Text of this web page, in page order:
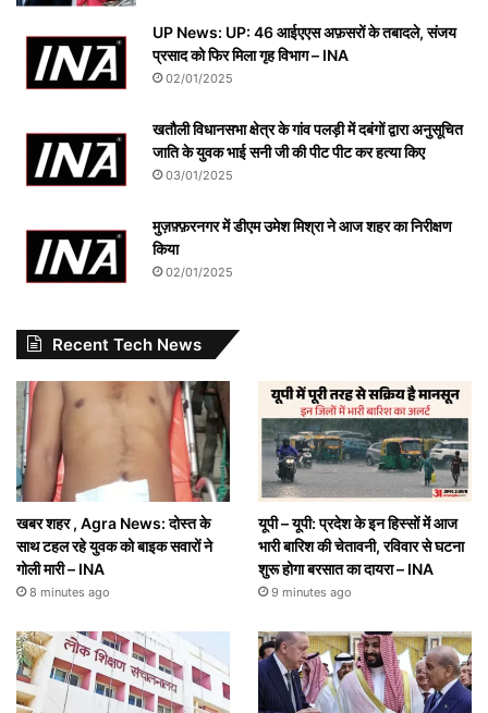
UP News: UP: 46 आईएएस अफ़सरों के तबादले, संजय
प्रसाद को फिर मिला गृह विभाग – INA
02/01/2025
खतौली विधानसभा क्षेत्र के गांव पलड़ी में दबंगों द्वारा अनुसूचित
जाति के युवक भाई सनी जी की पीट पीट कर हत्या किए
03/01/2025
मुज़फ़्फ़रनगर में डीएम उमेश मिश्रा ने आज शहर का निरीक्षण
किया
02/01/2025
Recent Tech News
खबर शहर , Agra News: दोस्त के
साथ टहल रहे युवक को बाइक सवारों ने
गोली मारी – INA
8 minutes ago
यूपी – यूपी: प्रदेश के इन हिस्सों में आज
भारी बारिश की चेतावनी, रविवार से घटना
शुरू होगा बरसात का दायरा – INA
9 minutes ago